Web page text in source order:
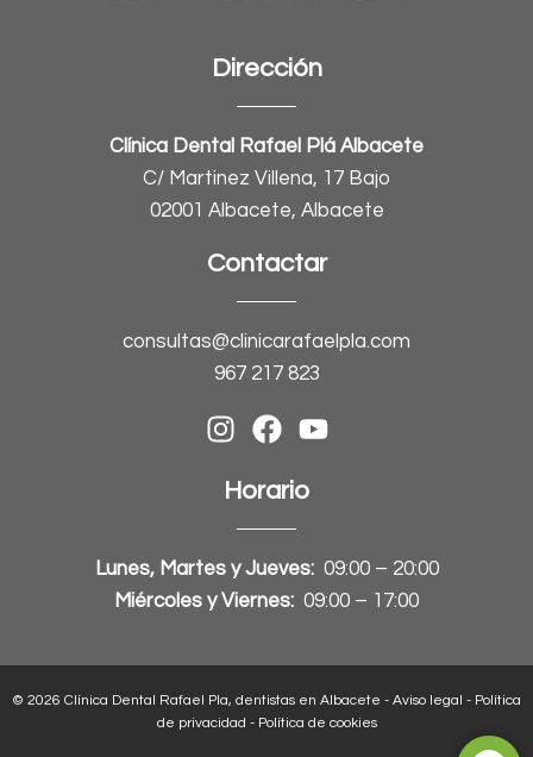
Dirección
Clínica Dental Rafael Plá Albacete
C/ Martinez Villena, 17 Bajo
02001 Albacete, Albacete
Contactar
consultas@clinicarafaelpla.com
967 217 823
Horario
Lunes, Martes y Jueves: 09:00 – 20:00
Miércoles y Viernes: 09:00 – 17:00
© 2026 Clínica Dental Rafael Pla, dentistas en Albacete - Aviso legal - Política
de privacidad - Política de cookies